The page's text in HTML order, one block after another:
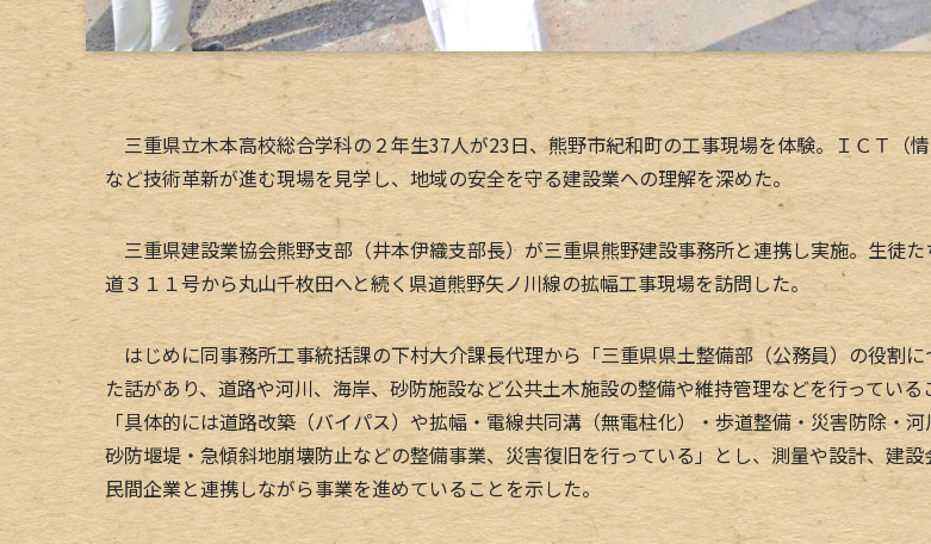
三重県立木本高校総合学科の２年生37人が23日、熊野市紀和町の工事現場を体験。ＩＣＴ（
など技術革新が進む現場を見学し、地域の安全を守る建設業への理解を深めた。
三重県建設業協会熊野支部（井本伊織支部長）が三重県熊野建設事務所と連携し実施。生徒た
道３１１号から丸山千枚田へと続く県道熊野矢ノ川線の拡幅工事現場を訪問した。
はじめに同事務所工事統括課の下村大介課長代理から「三重県県土整備部（公務員）の役割に
た話があり、道路や河川、海岸、砂防施設など公共土木施設の整備や維持管理などを行っている
「具体的には道路改築（バイパス）や拡幅・電線共同溝（無電柱化）・歩道整備・災害防除・
砂防堰堤・急傾斜地崩壊防止などの整備事業、災害復旧を行っている」とし、測量や設計、建設
民間企業と連携しながら事業を進めていることを示した。